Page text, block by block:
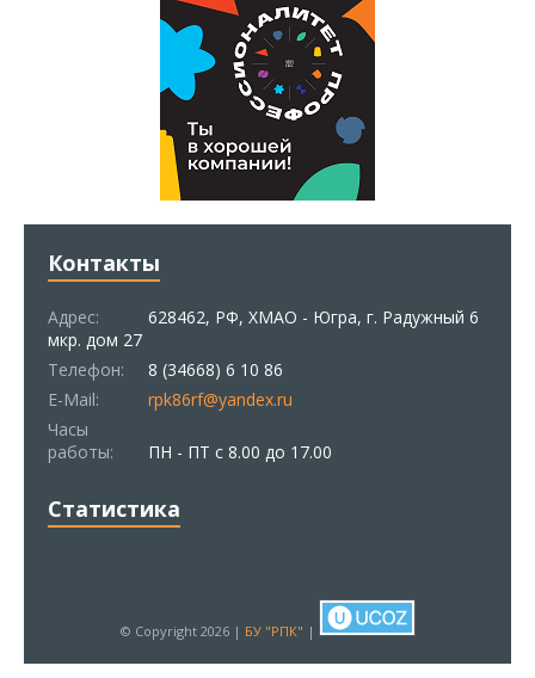
Контакты
Адрес:
628462, РФ, ХМАО - Югра, г. Радужный 6
мкр. дом 27
Телефон:
8 (34668) 6 10 86
E-Mail:
rpk86rf@yandex.ru
Часы
работы:
ПН - ПТ с 8.00 до 17.00
Статистика
© Copyright 2026 | БУ "РПК" |